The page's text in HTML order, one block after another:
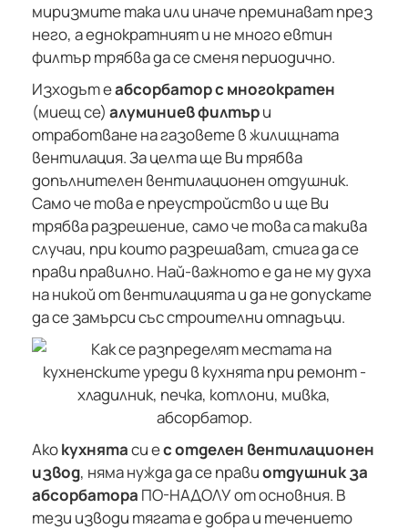
миризмите така или иначе преминават през
него, а еднократният и не много евтин
филтър трябва да се сменя периодично.
Изходът еабсорбатор с многократен
(миещ се) алуминиев филтъри
отработване на газовете в жилищната
вентилация. За целта ще Ви трябва
допълнителен вентилационен отдушник.
Само че това е преустройство и ще Ви
трябва разрешение, само че това са такива
случаи, при които разрешават, стига да се
прави правилно. Най-важното е да не му духа
на никой от вентилацията и да не допускате
да се замърси със строителни отпадъци.
Акокухнятаси ес отделен вентилационен
извод, няма нужда да се правиотдушник за
абсорбатора ПО-НАДОЛУ от основния. В
тези изводи тягата е добра и течението